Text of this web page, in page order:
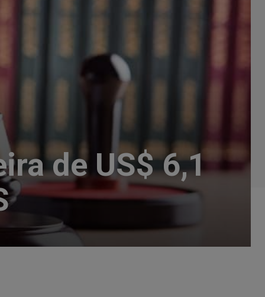
de US$ 6,1